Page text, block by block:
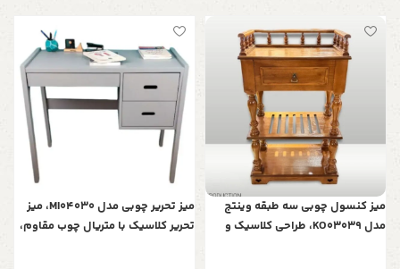
میز کنسول چوبی سه طبقه وینتج
مدل KO03039، طراحی کلاسیک و
میز تحریر چوبی مدل MI04030، میز
تحریر کلاسیک با متریال چوب مقاوم،